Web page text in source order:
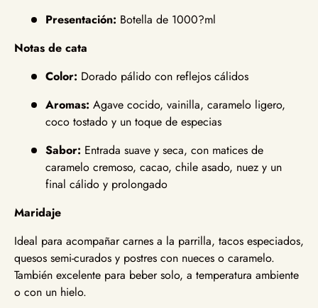
Presentación: Botella de 1000?ml
Notas de cata
Color: Dorado pálido con reflejos cálidos
Aromas: Agave cocido, vainilla, caramelo ligero,
coco tostado y un toque de especias
Sabor: Entrada suave y seca, con matices de
caramelo cremoso, cacao, chile asado, nuez y un
final cálido y prolongado
Maridaje
Ideal para acompañar carnes a la parrilla, tacos especiados,
quesos semi-curados y postres con nueces o caramelo.
También excelente para beber solo, a temperatura ambiente
o con un hielo.